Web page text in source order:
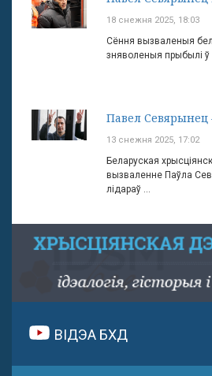
18 снежня 2025, 18:03
Сёння вызваленыя
зняволеныя прыбылі
Павел Севярынец
13 снежня 2025, 17:02
Беларуская
вызваленне Паўла
лідараў ...
ВІДЭА БХД